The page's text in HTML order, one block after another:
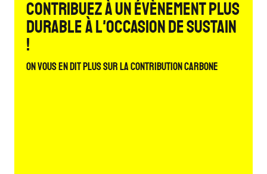
Contribuez à un évènement plus
durable à l'occasion de Sustain
!
On vous en dit plus sur la contribution carbone